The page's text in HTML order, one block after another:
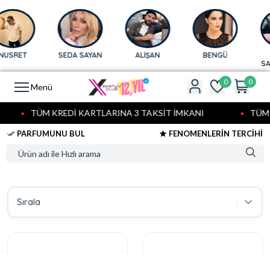
SEDA SAYAN ALİŞAN BENGÜ
Menü 0 0
TÜM KREDİ KARTLARINA 3 TAKSİT İMKANI TÜM
PARFUMUNU BUL FENOMENLERİN TERCİHİ